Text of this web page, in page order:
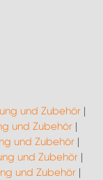
und Zubehör |
und Zubehör |
und Zubehör|
und Zubehör|
und Zubehör |